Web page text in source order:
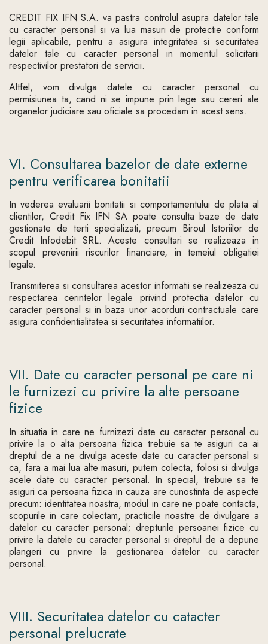
CREDIT FIX IFN S.A. va pastra controlul asupra datelor tale
cu caracter personal si va lua masuri de protectie conform
legii aplicabile, pentru a asigura integritatea si securitatea
datelor tale cu caracter personal in momentul solicitarii
respectivilor prestatori de servicii.
Altfel, vom divulga datele cu caracter personal cu
permisiunea ta, cand ni se impune prin lege sau cereri ale
organelor judiciare sau oficiale sa procedam in acest sens.
VI. Consultarea bazelor de date externe
pentru verificarea bonitatii
In vederea evaluarii bonitatii si comportamentului de plata al
clientilor, Credit Fix IFN SA poate consulta baze de date
gestionate de terti specializati, precum Biroul Istoriilor de
Credit Infodebit SRL. Aceste consultari se realizeaza in
scopul prevenirii riscurilor financiare, in temeiul obligatiei
legale.
Transmiterea si consultarea acestor informatii se realizeaza cu
respectarea cerintelor legale privind protectia datelor cu
caracter personal si in baza unor acorduri contractuale care
asigura confidentialitatea si securitatea informatiilor.
VII. Date cu caracter personal pe care ni
le furnizezi cu privire la alte persoane
fizice
In situatia in care ne furnizezi date cu caracter personal cu
privire la o alta persoana fizica trebuie sa te asiguri ca ai
dreptul de a ne divulga aceste date cu caracter personal si
ca, fara a mai lua alte masuri, putem colecta, folosi si divulga
acele date cu caracter personal. In special, trebuie sa te
asiguri ca persoana fizica in cauza are cunostinta de aspecte
precum: identitatea noastra, modul in care ne poate contacta,
scopurile in care colectam, practicile noastre de divulgare a
datelor cu caracter personal; drepturile persoanei fizice cu
privire la datele cu caracter personal si dreptul de a depune
plangeri cu privire la gestionarea datelor cu caracter
personal.
VIII. Securitatea datelor cu catacter
personal prelucrate